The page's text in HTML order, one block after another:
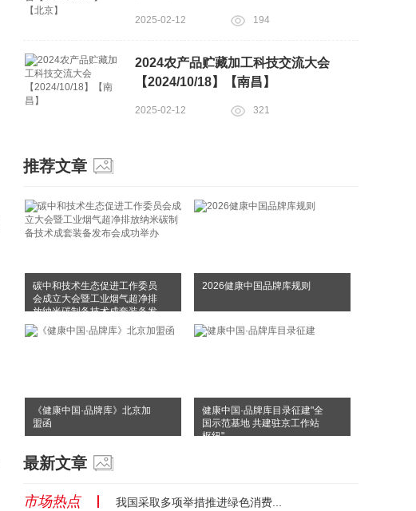
2025-02-12 194
2024农产品贮藏加工科技交流大会
【2024/10/18】【南昌】
2025-02-12 321
推荐文章
碳中和技术生态促进工作委员
会成立大会暨工业烟气超净排
放纳米碳制备技术成套装备发
布会成功举办
2026健康中国品牌库规则
《健康中国·品牌库》北京加
盟函
健康中国·品牌库目录征建"全
国示范基地 共建驻京工作站
枢纽"
最新文章
市场热点 我国采取多项举措推进绿色消费...